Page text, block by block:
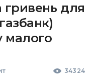
гривень для
малого
34324